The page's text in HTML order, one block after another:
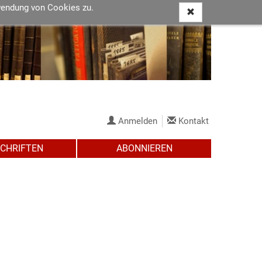
von Cookies zu.
Anmelden Kontakt
ABONNIEREN